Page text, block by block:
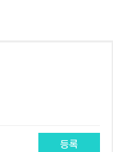
등록